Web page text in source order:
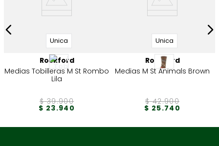
Unica
Rockford
Medias Tobilleras M St Rombo
Lila
$ 39.900
$ 23.940
Unica
Rockford
Medias M St Animals Brown
$ 42.900
$ 25.740